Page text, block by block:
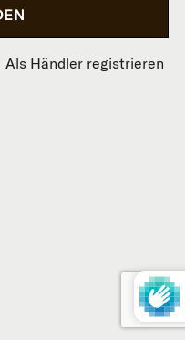
Als Händler registrieren